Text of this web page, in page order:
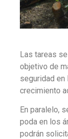
Las tareas
objetivo de
seguridad en
crecimiento
En paralelo,
poda en los
podrán